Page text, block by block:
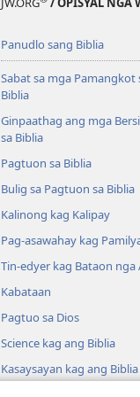
Panudlo sang Biblia
Sabat sa mga Pamangkot
Biblia
Ginpaathag ang mga
sa Biblia
Pagtuon sa Biblia
Bulig sa Pagtuon sa Biblia
Kalinong kag Kalipay
Pag-asawahay kag
Tin-edyer kag Bataon nga
Kabataan
Pagtuo sa Dios
Science kag ang Biblia
Kasaysayan kag ang Biblia